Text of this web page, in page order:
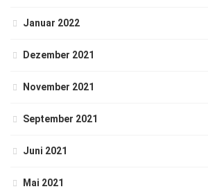
Januar 2022
Dezember 2021
November 2021
September 2021
Juni 2021
Mai 2021